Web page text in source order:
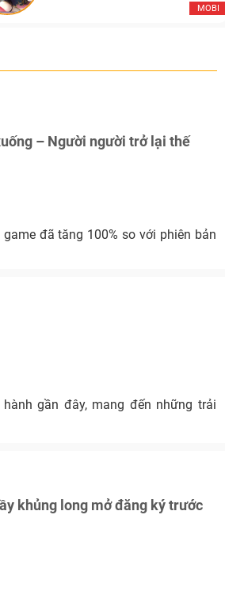
MOBI
– Người người trở lại thế
đã tăng 100% so với phiên bản
gần đây, mang đến những trải
khủng long mở đăng ký trước